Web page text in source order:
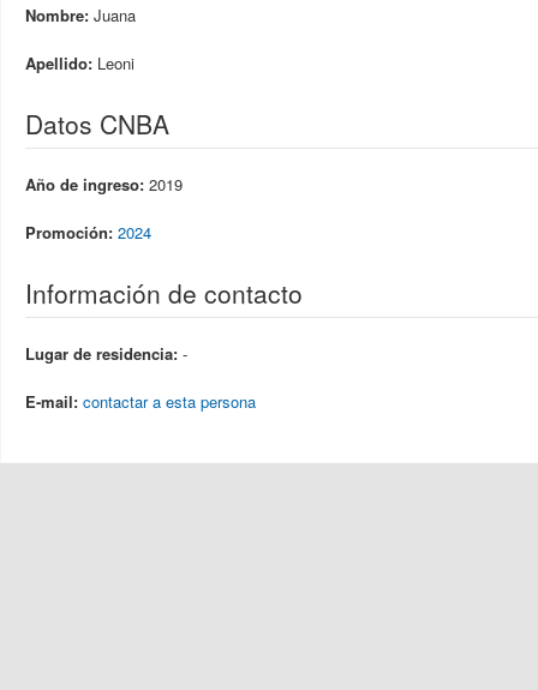
Nombre: Juana
Apellido: Leoni
Datos CNBA
Año de ingreso: 2019
Promoción: 2024
Información de contacto
Lugar de residencia: -
E-mail: contactar a esta persona